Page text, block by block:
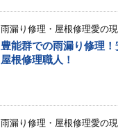
雨漏り修理・屋根修理愛の
豊能群での雨漏り修理
屋根修理職人！
雨漏り修理・屋根修理愛の